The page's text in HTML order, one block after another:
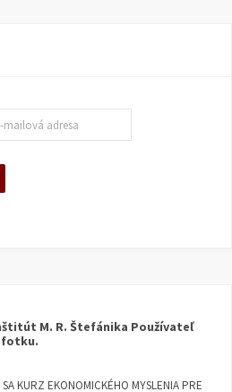
M. R. Štefánika Používateľ
fotku.
KURZ EKONOMICKÉHO MYSLENIA PRE